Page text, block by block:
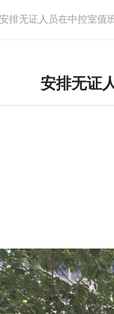
安排无证人员在中控室值
安排无证